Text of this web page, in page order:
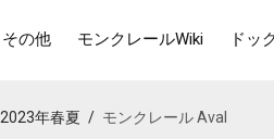
その他 モンクレールWiki ドッ
2023年春夏 / モンクレール Aval